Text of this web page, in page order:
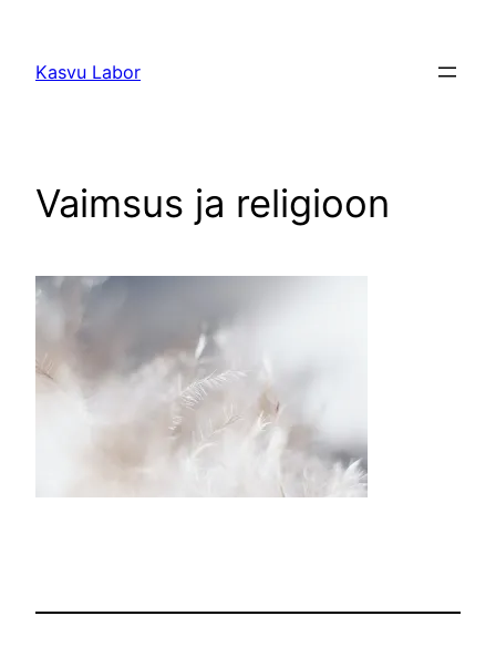
juurde
Kasvu Labor
Vaimsus ja religioon